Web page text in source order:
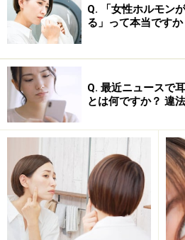
って分けましょう。錠剤やカプ
し、液体の飲み薬や目薬はティ
として捨てます。シップなどの
そのまま可燃ごみとして捨てま
プレーは、屋外か換気のよいと
てください。そして、残ったシ
のルールに従って捨ててくださ
なお、最近は、プラスチックと
ートをリサイクルする取り組み
設置した病院や薬局があります
Q. 「女性ホルモン
る」って本当ですか
Q. 最近ニュースで
とは何ですか？ 違